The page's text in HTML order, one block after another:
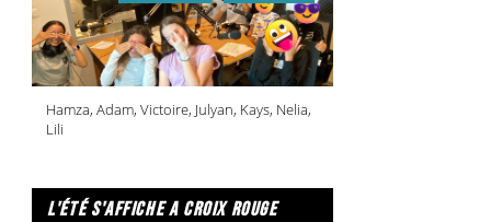
Hamza, Adam, Victoire, Julyan, Kays, Nelia,
Lili
l'été s'affiche a croix rouge